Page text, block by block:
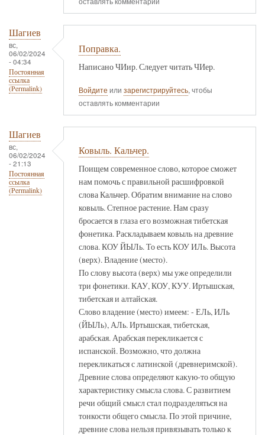
Шагиев
вс,
06/02/2024
- 04:34
Постоянная
ссылка
(Permalink)
Поправка.
Написано ЧИир. Следует читать ЧИер.
Войдите или зарегистрируйтесь, чтобы
оставлять комментарии
Шагиев
вс,
06/02/2024
- 21:13
Постоянная
ссылка
(Permalink)
Ковыль. Кальчер.
Поищем современное слово, которое сможет
нам помочь с правильной расшифровкой
слова Кальчер. Обратим внимание на слово
ковыль. Степное растение. Нам сразу
бросается в глаза его возможная тибетская
фонетика. Раскладываем ковыль на древние
слова. КОУ ЙЫЛь. То есть КОУ ИЛь. Высота
(верх). Владение (место).
По слову высота (верх) мы уже определили
три фонетики. КАУ, КОУ, КУУ. Иртышская,
тибетская и алтайская.
Слово владение (место) имеем: - ЕЛь, ИЛь
(ЙЫЛь), АЛь. Иртышская, тибетская,
арабская. Арабская перекликается с
испанской. Возможно, что должна
перекликаться с латинской (древнеримской).
Древние слова определяют какую-то общую
характеристику смысла слова. С развитием
речи общий смысл стал подразделяться на
тонкости общего смысла. По этой причине,
древние слова нельзя привязывать только к